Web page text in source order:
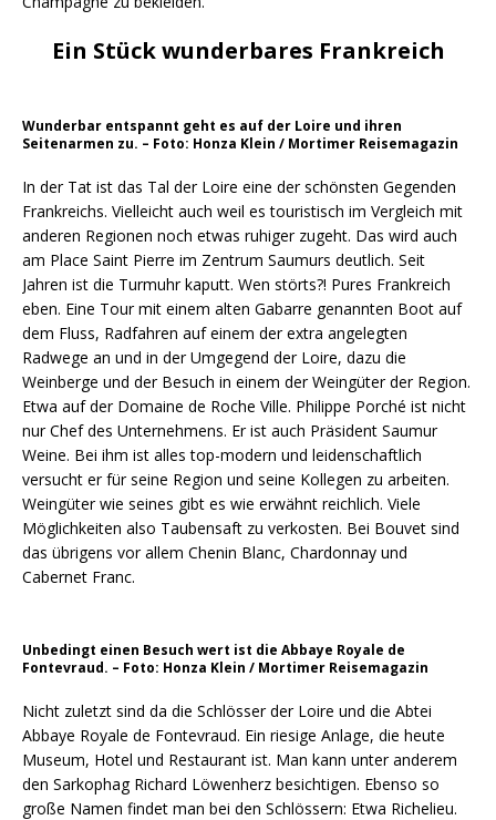
Ein Stück wunderbares Frankreich
Wunderbar entspannt geht es auf der Loire und ihren
Seitenarmen zu. – Foto: Honza Klein / Mortimer Reisemagazin
In der Tat ist das Tal der Loire eine der schönsten Gegenden
Frankreichs. Vielleicht auch weil es touristisch im Vergleich mit
anderen Regionen noch etwas ruhiger zugeht. Das wird auch
am Place Saint Pierre im Zentrum Saumurs deutlich. Seit
Jahren ist die Turmuhr kaputt. Wen störts?! Pures Frankreich
eben. Eine Tour mit einem alten Gabarre genannten Boot auf
dem Fluss, Radfahren auf einem der extra angelegten
Radwege an und in der Umgegend der Loire, dazu die
Weinberge und der Besuch in einem der Weingüter der Region.
Etwa auf der Domaine de Roche Ville. Philippe Porché ist nicht
nur Chef des Unternehmens. Er ist auch Präsident Saumur
Weine. Bei ihm ist alles top-modern und leidenschaftlich
versucht er für seine Region und seine Kollegen zu arbeiten.
Weingüter wie seines gibt es wie erwähnt reichlich. Viele
Möglichkeiten also Taubensaft zu verkosten. Bei Bouvet sind
das übrigens vor allem Chenin Blanc, Chardonnay und
Cabernet Franc.
Unbedingt einen Besuch wert ist die Abbaye Royale de
Fontevraud. – Foto: Honza Klein / Mortimer Reisemagazin
Nicht zuletzt sind da die Schlösser der Loire und die Abtei
Abbaye Royale de Fontevraud. Ein riesige Anlage, die heute
Museum, Hotel und Restaurant ist. Man kann unter anderem
den Sarkophag Richard Löwenherz besichtigen. Ebenso so
große Namen findet man bei den Schlössern: Etwa Richelieu.